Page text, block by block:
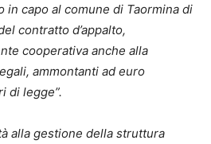
in capo al comune di Taormina di
contratto d’appalto,
cooperativa anche alla
ammontanti ad euro
di legge”.
alla gestione della struttura